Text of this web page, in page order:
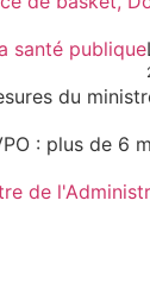
du
: plus de 6